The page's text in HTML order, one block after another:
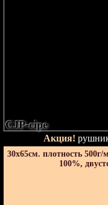
CJP-сіре
Акция!
30х65см. плотность 500г/
100%,